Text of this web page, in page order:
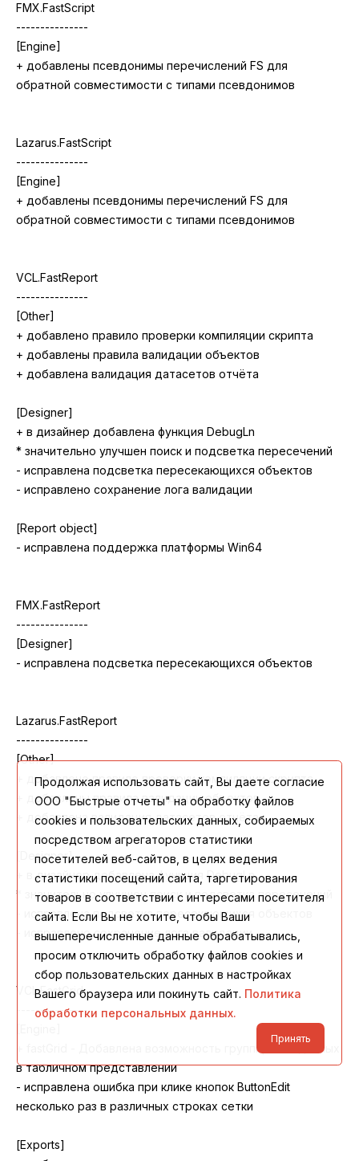
Продолжая использовать сайт, Вы даете согласие
ООО "Быстрые отчеты" на обработку файлов
cookies и пользовательских данных, собираемых
посредством агрегаторов статистики
посетителей веб-сайтов, в целях ведения
статистики посещений сайта, таргетирования
товаров в соответствии с интересами посетителя
сайта. Если Вы не хотите, чтобы Ваши
вышеперечисленные данные обрабатывались,
просим отключить обработку файлов cookies и
сбор пользовательских данных в настройках
Вашего браузера или покинуть сайт. Политика
обработки персональных данных.
Принять